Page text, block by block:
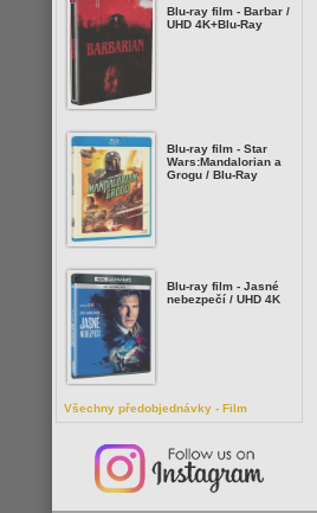
Blu-ray film - Barbar /
UHD 4K+Blu-Ray
Blu-ray film - Star
Wars:Mandalorian a
Grogu / Blu-Ray
Blu-ray film - Jasné
nebezpečí / UHD 4K
Všechny předobjednávky - Film